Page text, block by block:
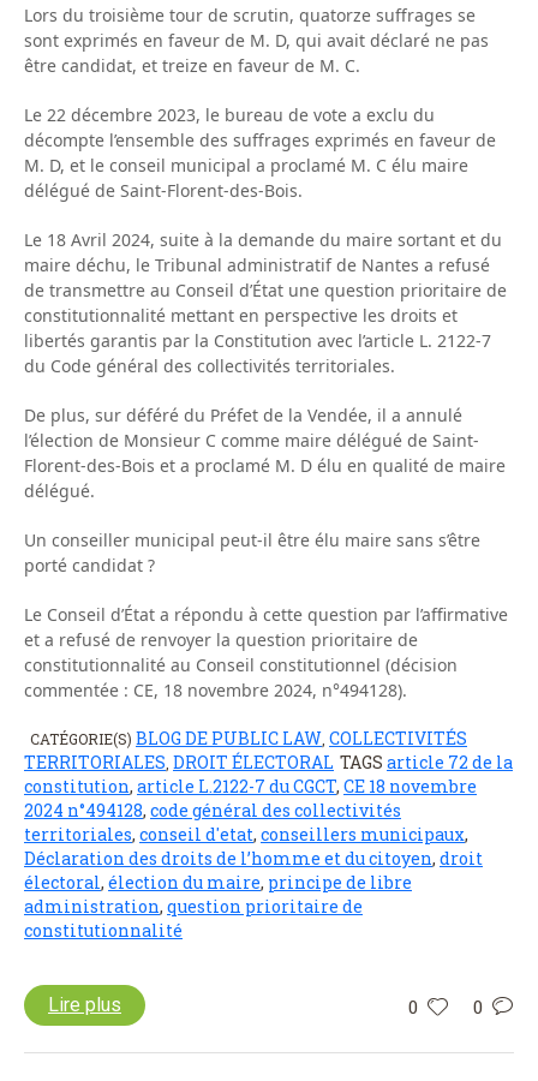
Lors du troisième tour de scrutin, quatorze suffrages se
sont exprimés en faveur de M. D, qui avait déclaré ne pas
être candidat, et treize en faveur de M. C.
Le 22 décembre 2023, le bureau de vote a exclu du
décompte l’ensemble des suffrages exprimés en faveur de
M. D, et le conseil municipal a proclamé M. C élu maire
délégué de Saint-Florent-des-Bois.
Le 18 Avril 2024, suite à la demande du maire sortant et du
maire déchu, le Tribunal administratif de Nantes a refusé
de transmettre au Conseil d’État une question prioritaire de
constitutionnalité mettant en perspective les droits et
libertés garantis par la Constitution avec l’article L. 2122-7
du Code général des collectivités territoriales.
De plus, sur déféré du Préfet de la Vendée, il a annulé
l’élection de Monsieur C comme maire délégué de Saint-
Florent-des-Bois et a proclamé M. D élu en qualité de maire
délégué.
Un conseiller municipal peut-il être élu maire sans s’être
porté candidat ?
Le Conseil d’État a répondu à cette question par l’affirmative
et a refusé de renvoyer la question prioritaire de
constitutionnalité au Conseil constitutionnel (décision
commentée : CE, 18 novembre 2024, n°494128).
CATÉGORIE(S) BLOG DE PUBLIC LAW COLLECTIVITÉS
TERRITORIALES DROIT ÉLECTORAL TAGS article 72 de la
constitution, article L.2122-7 du CGCT, CE 18 novembre
2024 n°494128, code général des collectivités
territoriales, conseil d'etat, conseillers municipaux,
Déclaration des droits de l’homme et du citoyen, droit
électoral, élection du maire, principe de libre
administration, question prioritaire de
constitutionnalité
0 0
Lire plus